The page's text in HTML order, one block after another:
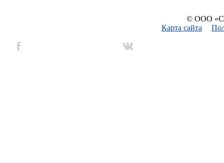
© ООО
Карта сайта